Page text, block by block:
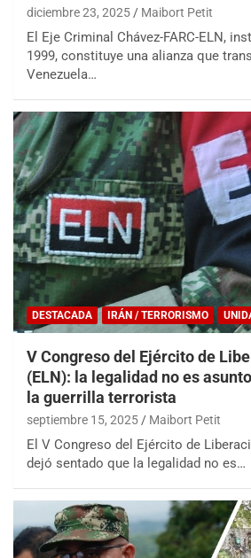
diciembre 23, 2025 Maibort Petit
El Eje Criminal Chávez-FARC-ELN,
1999, constituye una alianza que
Venezuela…
DESTACADA IRÁN / TERRORISMO
V Congreso del Ejército de
(ELN): la legalidad no es
la guerrilla terrorista
septiembre 15, 2025 Maibort Petit
El V Congreso del Ejército de
dejó sentado que la legalidad no es…